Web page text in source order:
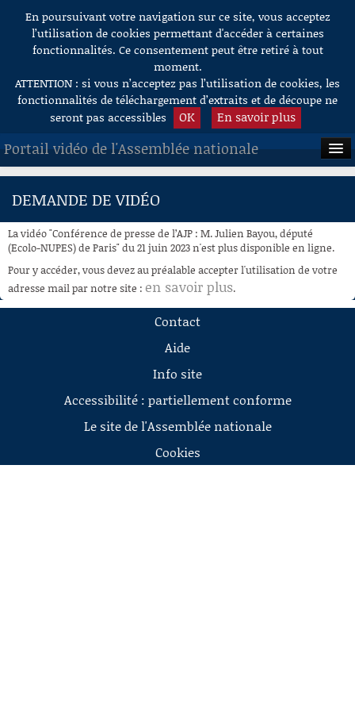
Aller au contenu
En poursuivant votre navigation sur ce site, vous acceptez
l’utilisation de cookies permettant d'accéder à certaines
fonctionnalités. Ce consentement peut être retiré à tout
moment.
ATTENTION : si vous n’acceptez pas l’utilisation de cookies, les
fonctionnalités de téléchargement d’extraits et de découpe ne
seront pas accessibles
OK En savoir plus
Portail vidéo de l'Assemblée nationale
ACCUEIL
À LA DEMANDE
RECHERCHE
AIDE À LA DÉCOUPE
DEMANDE DE VIDÉO
La vidéo "Conférence de presse de l’AJP : M. Julien Bayou, député
(Ecolo-NUPES) de Paris" du 21 juin 2023 n'est plus disponible en ligne.
Pour y accéder, vous devez au préalable accepter l'utilisation de votre
adresse mail par notre site : en savoir plus.
Contact
Aide
Info site
Accessibilité : partiellement conforme
Le site de l'Assemblée nationale
Cookies